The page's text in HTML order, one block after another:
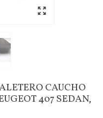
CAUCHO
407 SEDAN,